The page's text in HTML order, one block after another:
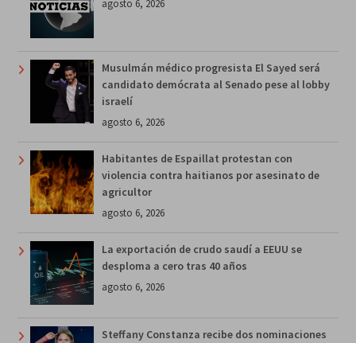
agosto 6, 2026
Musulmán médico progresista El Sayed será
candidato demócrata al Senado pese al lobby
israelí
agosto 6, 2026
Habitantes de Espaillat protestan con
violencia contra haitianos por asesinato de
agricultor
agosto 6, 2026
La exportación de crudo saudí a EEUU se
desploma a cero tras 40 años
agosto 6, 2026
Steffany Constanza recibe dos nominaciones